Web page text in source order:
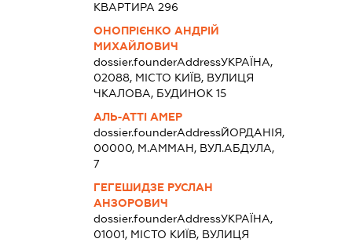
КВАРТИРА 296
ОНОПРІЄНКО АНДРІЙ
МИХАЙЛОВИЧ
dossier.founderAddressУКРАЇНА,
02088, МІСТО КИЇВ, ВУЛИЦЯ
ЧКАЛОВА, БУДИНОК 15
АЛЬ-АТТІ АМЕР
dossier.founderAddressЙОРДАНІЯ,
00000, М.АММАН, ВУЛ.АБДУЛА,
7
ГЕГЕШИДЗЕ РУСЛАН
АНЗОРОВИЧ
dossier.founderAddressУКРАЇНА,
01001, МІСТО КИЇВ, ВУЛИЦЯ